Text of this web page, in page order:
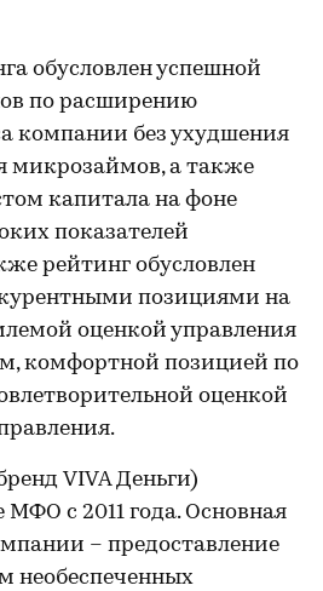
обусловлен успешной
по расширению
компании без ухудшения
микрозаймов, а также
капитала на фоне
показателей
рейтинг обусловлен
позициями на
оценкой управления
комфортной позицией по
оценкой
VIVA Деньги)
МФО с 2011 года. Основная
– предоставление
необеспеченных